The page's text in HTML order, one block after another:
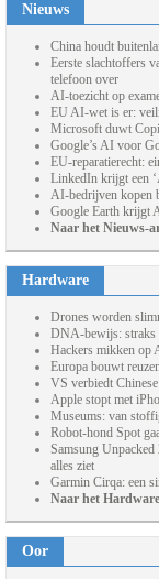
Nieuws
China houdt
Eerste slachtoffers
telefoon over
AI-toezicht op
EU AI-wet is er:
Microsoft duwt
Google’s AI voor
EU-reparatierecht:
LinkedIn krijgt een
AI-bedrijven kopen
Google Earth krijgt
Naar het Nieuws-
Hardware
Drones worden
DNA-bewijs: straks
Hackers mikken op
Europa bouwt
VS verbiedt
Apple stopt met
Museums: van
Robot-hond Spot
Samsung
alles ziet
Garmin Cirqa: een
Naar het
Oor